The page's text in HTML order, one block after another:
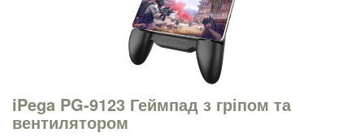
iPega PG-9123 Геймпад з гріпом та
вентилятором